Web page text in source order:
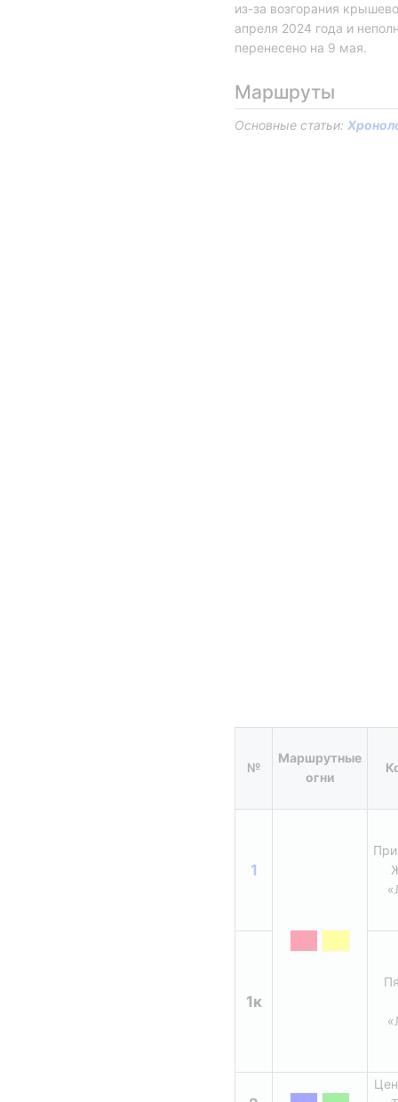
из-за возгорания
апреля 2024 года и
перенесено на 9 мая.
Маршруты
Основные статьи:
№
Маршрутные
огни
1
1к